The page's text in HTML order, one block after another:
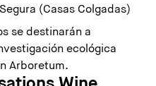
(Casas Colgadas)
se destinarán a
ecológica
Arboretum.